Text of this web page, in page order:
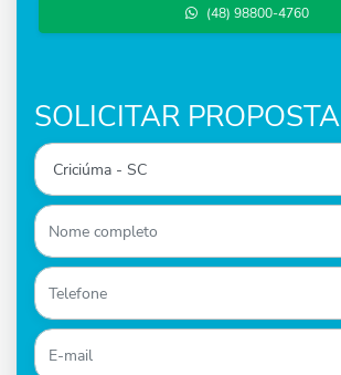
(48) 98800-4760
SOLICITAR PROPOSTA